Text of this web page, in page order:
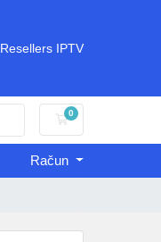
Resellers IPTV
0
Košarica
Račun